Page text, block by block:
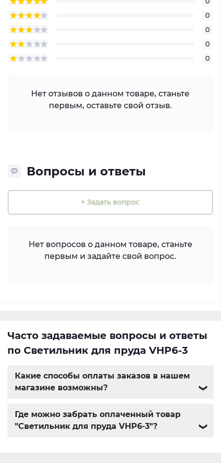
0
0
0
0
Нет отзывов о данном товаре, станьте
первым, оставьте свой отзыв.
Вопросы и ответы
+ Задать вопрос
Нет вопросов о данном товаре, станьте
первым и задайте свой вопрос.
Часто задаваемые вопросы и ответы
по Светильник для пруда VHP6-3
Какие способы оплаты заказов в нашем
магазине возможны?
❯
Где можно забрать оплаченный товар
"Светильник для пруда VHP6-3"?
❯